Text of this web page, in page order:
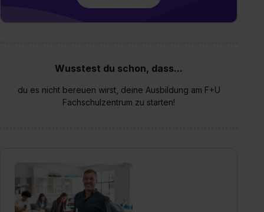
Wusstest du schon, dass...
du es nicht bereuen wirst, deine Ausbildung am F+U
Fachschulzentrum zu starten!